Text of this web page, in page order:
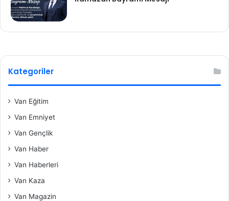
Kategoriler
Van Eğitim
Van Emniyet
Van Gençlik
Van Haber
Van Haberleri
Van Kaza
Van Magazin